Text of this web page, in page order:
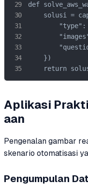
def
solusi =
    })
return
Aplikasi
aan
Pengenalan gambar
skenario otomatisasi
Pengumpulan